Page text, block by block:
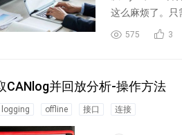
这么麻烦了。只
575 3
CANlog并回放分析-操作方法
logging offline 接口 连接